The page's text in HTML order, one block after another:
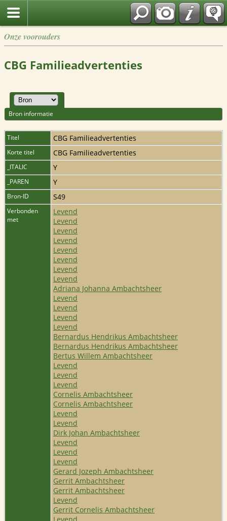
Onze voorouders
CBG Familieadvertenties
Bron informatie
Titel CBG Familieadvertenties
Korte titel CBG Familieadvertenties
_ITALIC Y
_PAREN Y
Bron-ID S49
Verbonden
met
Levend
Levend
Levend
Levend
Levend
Levend
Levend
Levend
Adriana Johanna Ambachtsheer
Levend
Levend
Levend
Levend
Bernardus Hendrikus Ambachtsheer
Bernardus Hendrikus Ambachtsheer
Bertus Willem Ambachtsheer
Levend
Levend
Levend
Cornelis Ambachtsheer
Cornelis Ambachtsheer
Levend
Levend
Dirk Johan Ambachtsheer
Levend
Levend
Levend
Gerard Jozeph Ambachtsheer
Gerrit Ambachtsheer
Gerrit Ambachtsheer
Levend
Gerrit Cornelis Ambachtsheer